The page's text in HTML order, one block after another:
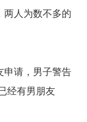
两人为数不多的
申请，男子警告
经有男朋友